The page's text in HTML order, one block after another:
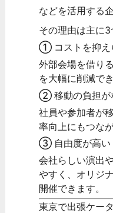
などを活用する
その理由は主に3
① コストを抑え
外部会場を借り
を大幅に削減でき
② 移動の負担が
社員や参加者が
率向上にもつなが
③ 自由度が高い
会社らしい演出
やすく、オリジ
開催できます。
東京で出張ケー